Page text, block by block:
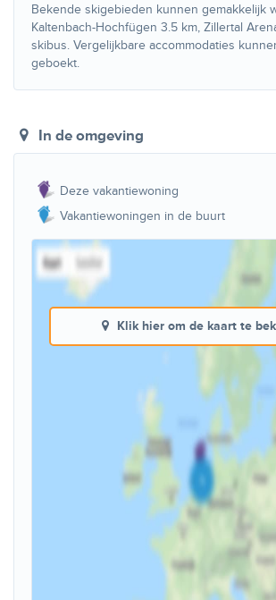
Bekende skigebieden kunnen gemakkelijk
Kaltenbach-Hochfügen 3.5 km, Zillertal
skibus. Vergelijkbare accommodaties
geboekt.
In de omgeving
Deze vakantiewoning
Vakantiewoningen in de buurt
Klik hier om de kaart te